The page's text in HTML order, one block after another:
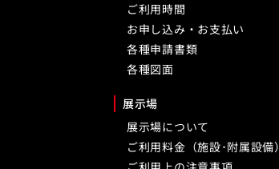
ご利用時間
お申し込み・お支払い
各種申請書類
各種図面
展示場
展示場について
ご利用料金（施設･附属設備）